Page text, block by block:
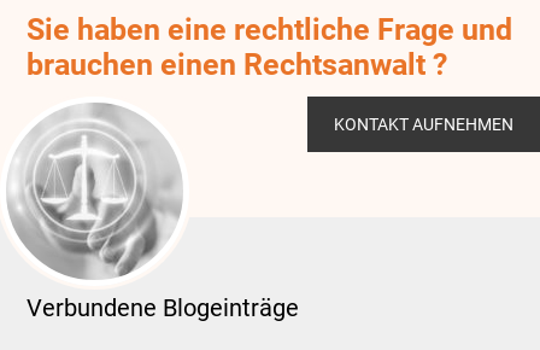
Sie haben eine rechtliche Frage und
brauchen einen Rechtsanwalt ?
KONTAKT AUFNEHMEN
Verbundene Blogeinträge